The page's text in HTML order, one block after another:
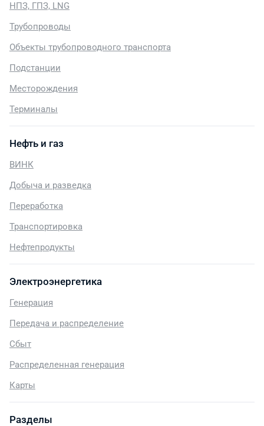
НПЗ, ГПЗ, LNG
Трубопроводы
Объекты трубопроводного транспорта
Подстанции
Месторождения
Терминалы
Нефть и газ
ВИНК
Добыча и разведка
Переработка
Транспортировка
Нефтепродукты
Электроэнергетика
Генерация
Передача и распределение
Сбыт
Распределенная генерация
Карты
Разделы